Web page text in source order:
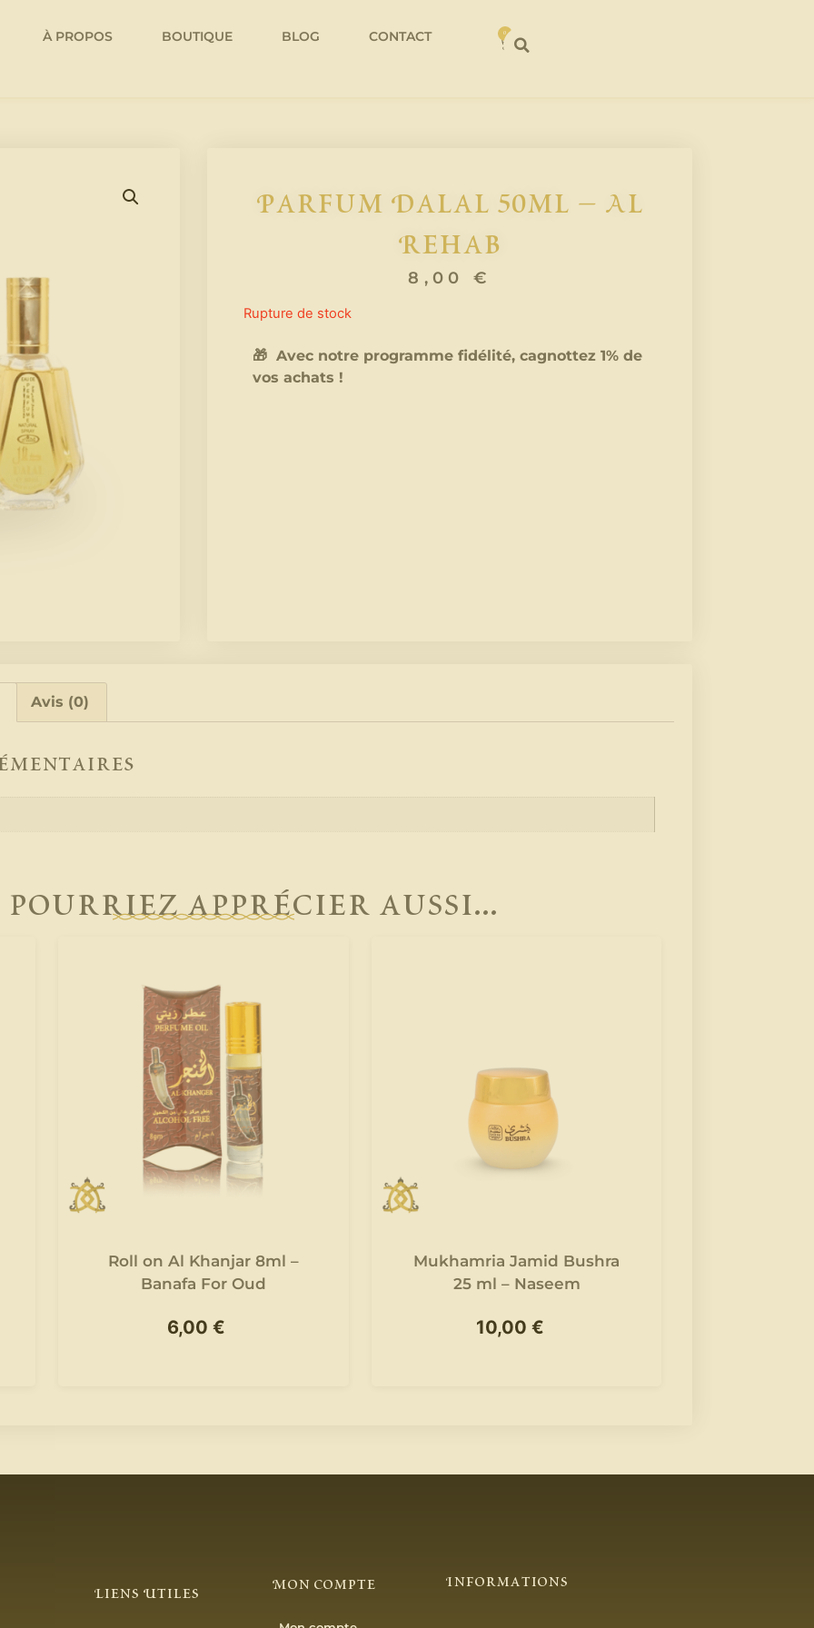
À PROPOS BOUTIQUE BLOG CONTACT 0
Parfum Dalal 50ml – Al
Rehab
8,00€
Rupture de stock
🎁 Avec notre programme fidélité, cagnottez 1% de
vos achats !
Avis (0)
pourriez apprécier aussi...
Roll on Al Khanjar 8ml –
Banafa For Oud
6,00€
Mukhamria Jamid Bushra
25 ml – Naseem
10,00 €
Liens Utiles Mon Compte Informations